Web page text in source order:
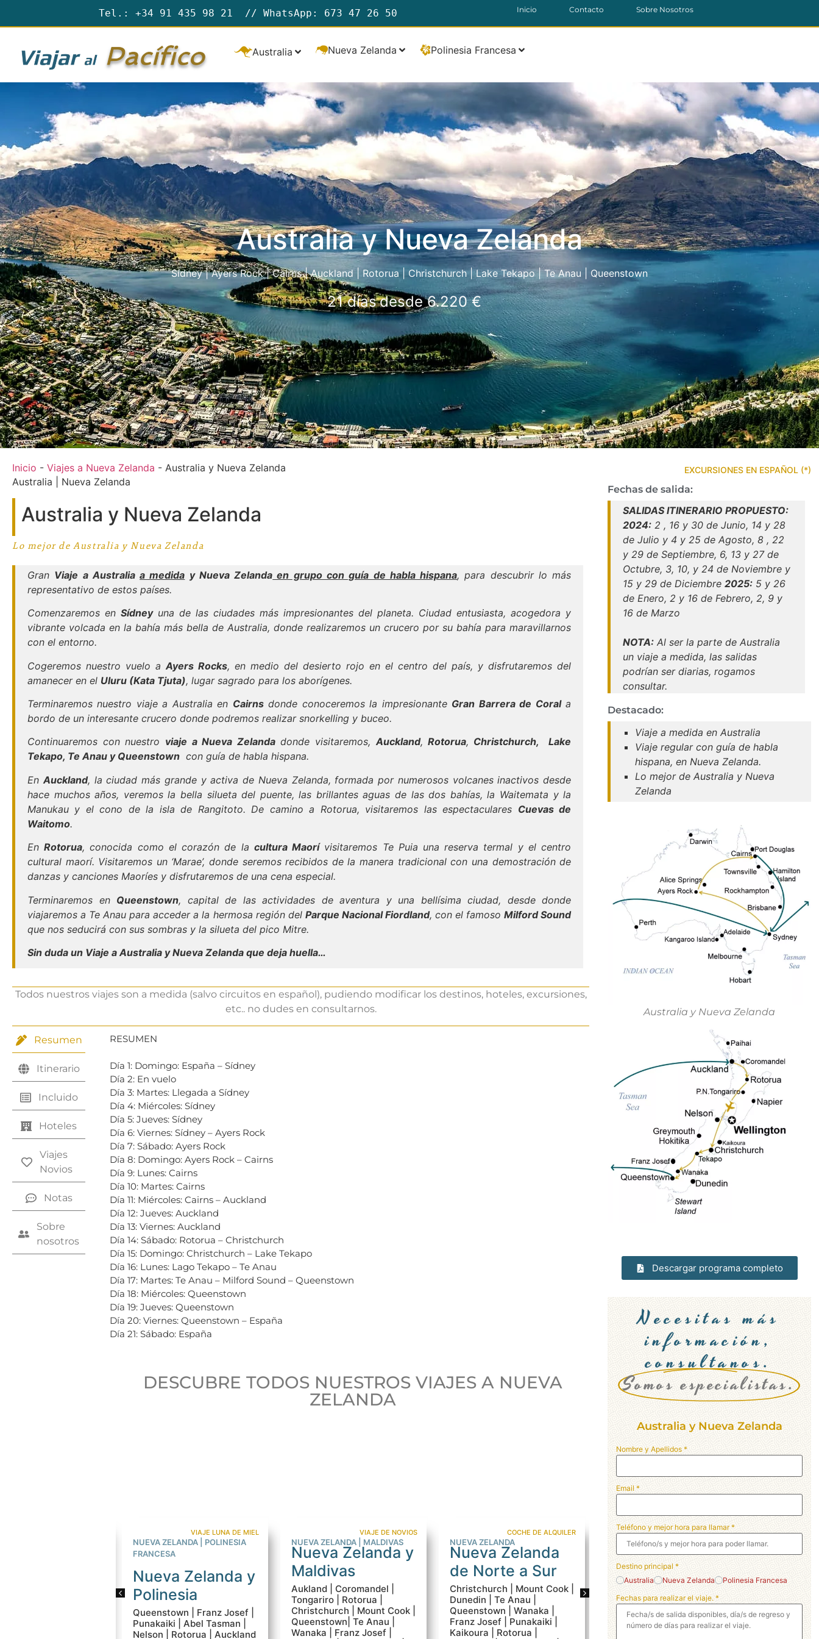
Tel.: +34 91 435 98 21 // WhatsApp: 673 47 26 50 Inicio Contacto Sobre Nosotros
Australia Nueva Zelanda Polinesia Francesa
Australia y Nueva Zelanda
Sídney | Ayers Rock | Cairns | Auckland | Rotorua | Christchurch | Lake Tekapo | Te Anau | Queenstown
21 díasdesde 6.220 €
Inicio - Viajes a Nueva Zelanda - Australia y Nueva Zelanda
Australia | Nueva Zelanda
Australia y Nueva Zelanda
Lo mejor de Australia y Nueva Zelanda
Gran Viaje a Australiaa medida y Nueva Zelanda en grupo con guía de habla hispana, para descubrir lo más
representativo de estos países.
Comenzaremos enSídneyuna de las ciudades más impresionantes del planeta. Ciudad entusiasta, acogedora y
vibrante volcada en la bahía más bella de Australia, donde realizaremos un crucero por su bahía para maravillarnos
con el entorno.
Cogeremos nuestro vuelo aAyers Rocks, en medio del desierto rojo en el centro del país, y disfrutaremos del
amanecer en el Uluru (Kata Tjuta), lugar sagrado para los aborígenes.
Terminaremos nuestro viaje a Australia en Cairnsdonde conoceremos la impresionante Gran Barrera de Corala
bordo de un interesante crucero donde podremos realizar snorkelling y buceo.
Continuaremos con nuestro viaje a Nueva Zelandadonde visitaremos,Auckland,Rotorua, Christchurch, Lake
Tekapo, Te Anau y Queenstown con guía de habla hispana.
En Auckland, la ciudad más grande y activa de Nueva Zelanda, formada por numerosos volcanes inactivos desde
hace muchos años, veremos la bella silueta del puente, las brillantes aguas de las dos bahías, la Waitemata y la
Manukau y el cono de la isla de Rangitoto. De camino a Rotorua, visitaremos las espectaculares Cuevas de
Waitomo.
EnRotorua, conocida como el corazón de la cultura Maorívisitaremos Te Puia una reserva termal y el centro
cultural maorí. Visitaremos un ‘Marae’, donde seremos recibidos de la manera tradicional con una demostración de
danzas y canciones Maoríes y disfrutaremos de una cena especial.
Terminaremos en Queenstown, capital de las actividades de aventura y una bellísima ciudad, desde donde
viajaremos a Te Anau para acceder a la hermosa región del Parque Nacional Fiordland, con el famosoMilford Sound
que nos seducirá con sus sombras y la silueta del pico Mitre.
Sin duda un Viaje a Australia y Nueva Zelanda que deja huella…
Todos nuestros viajes son a medida (salvo circuitos en español), pudiendo modificar los destinos, hoteles, excursiones,
etc.. no dudes en consultarnos.
Resumen
Itinerario
Incluido
Hoteles
Viajes
Novios
Notas
Sobre
nosotros
RESUMEN
Día 1: Domingo: España – Sídney
Día 2: En vuelo
Día 3: Martes: Llegada a Sídney
Día 4: Miércoles: Sídney
Día 5: Jueves: Sídney
Día 6: Viernes: Sídney – Ayers Rock
Día 7: Sábado: Ayers Rock
Día 8: Domingo: Ayers Rock – Cairns
Día 9: Lunes: Cairns
Día 10: Martes: Cairns
Día 11: Miércoles: Cairns – Auckland
Día 12: Jueves: Auckland
Día 13: Viernes: Auckland
Día 14: Sábado: Rotorua – Christchurch
Día 15: Domingo: Christchurch – Lake Tekapo
Día 16: Lunes: Lago Tekapo – Te Anau
Día 17: Martes: Te Anau – Milford Sound – Queenstown
Día 18: Miércoles: Queenstown
Día 19: Jueves: Queenstown
Día 20: Viernes: Queenstown – España
Día 21: Sábado: España
DESCUBRE TODOS NUESTROS VIAJES A NUEVA
ZELANDA
VIAJE LUNA DE MIEL
NUEVA ZELANDA | POLINESIA
FRANCESA
Nueva Zelanda y
Polinesia
Queenstown | Franz Josef |
Punakaiki | Abel Tasman |
Nelson | Rotorua | Auckland
VIAJE DE NOVIOS
NUEVA ZELANDA | MALDIVAS
Nueva Zelanda y
Maldivas
Aukland | Coromandel |
Tongariro | Rotorua |
Christchurch | Mount Cook |
Queenstown| Te Anau |
Wanaka | Franz Josef |
COCHE DE ALQUILER
NUEVA ZELANDA
Nueva Zelanda
de Norte a Sur
Christchurch | Mount Cook |
Dunedin | Te Anau |
Queenstown | Wanaka |
Franz Josef | Punakaiki |
Kaikoura | Rotorua |
TOUR 18 DÍAS EN ESPAÑOL
NUEVA ZELANDA
Viaje de 18 días
por Nueva
Zelanda con guía
en español
NUEVA
Nueva
Nelson |
|Bali Ubud
EXCURSIONES EN ESPAÑOL (*)
Fechas de salida:
SALIDAS ITINERARIO PROPUESTO:
2024: 2 , 16 y 30 de Junio, 14 y 28
de Julio y 4 y 25 de Agosto, 8 , 22
y 29 de Septiembre, 6, 13 y 27 de
Octubre, 3, 10, y 24 de Noviembre y
15 y 29 de Diciembre2025: 5 y 26
de Enero, 2 y 16 de Febrero, 2, 9 y
16 de Marzo
NOTA: Al ser la parte de Australia
un viaje a medida, las salidas
podrían ser diarias, rogamos
consultar.
Destacado:
Viaje a medida en Australia
Viaje regular con guía de habla
hispana, en Nueva Zelanda.
Lo mejor de Australia y Nueva
Zelanda
Australia y Nueva Zelanda
Descargar programa completo
Necesitas más
información,
consultanos.
Somos especialistas.
Australia y Nueva Zelanda
Nombre y Apellidos*
Email*
Teléfono y mejor hora para llamar*
Destino principal*
Australia
Nueva Zelanda
Polinesia Francesa
Fechas para realizar el viaje.*